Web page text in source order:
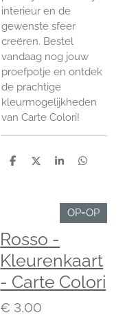
interieur en de
gewenste sfeer
creëren. Bestel
vandaag nog jouw
proefpotje en ontdek
de prachtige
kleurmogelijkheden
van Carte Colori!
D
D
S
e
D
n
OP=OP
Rosso -
Kleurenkaart
- Carte Colori
€ 3,00